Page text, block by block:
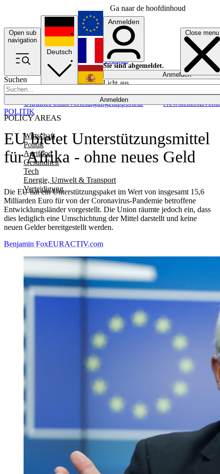
Ga naar de hoofdinhoud
Open sub
navigation
Close menu
Suchen
Anmelden
POLICY AREAS
Wirtschaft
Politik
Agrifood
Gesundheit
Tech
Energie, Umwelt & Transport
Verteidigung
UkrainePolitikVerteidigungRapporteur NewslettersEvents
Deutsch
English
Français
Anmelden
Sie sind abgemeldet.
Anmelden
Licht aus
EU bietet Unterstützungsmittel
für Afrika - ohne neues Geld
Die EU hat ein Unterstützungspaket im Wert von insgesamt 15,6
Milliarden Euro für von der Coronavirus-Pandemie betroffene
Entwicklungsländer vorgestellt. Die Union räumte jedoch ein, dass
dies lediglich eine Umschichtung der Mittel darstellt und keine
neuen Gelder bereitgestellt werden.
POLITIK
Benjamin FoxEURACTIV.com